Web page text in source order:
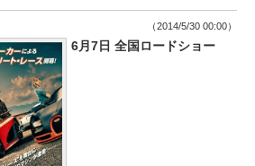
（2014/5/30 00:00）
6月7日 全国ロードショー